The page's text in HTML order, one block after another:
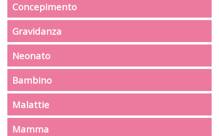
Concepimento
Gravidanza
Neonato
Bambino
Malattie
Mamma